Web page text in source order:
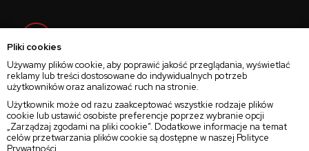
Pliki cookies
Używamy plików cookie, aby poprawić jakość przeglądania, wyświetlać
reklamy lub treści dostosowane do indywidualnych potrzeb
użytkowników oraz analizować ruch na stronie.
Użytkownik może od razu zaakceptować wszystkie rodzaje plików
cookie lub ustawić osobiste preferencje poprzez wybranie opcji
„Zarządzaj zgodami na pliki cookie”. Dodatkowe informacje na temat
celów przetwarzania plików cookie są dostępne w naszej Polityce
Prywatności
Instagram
Twitter